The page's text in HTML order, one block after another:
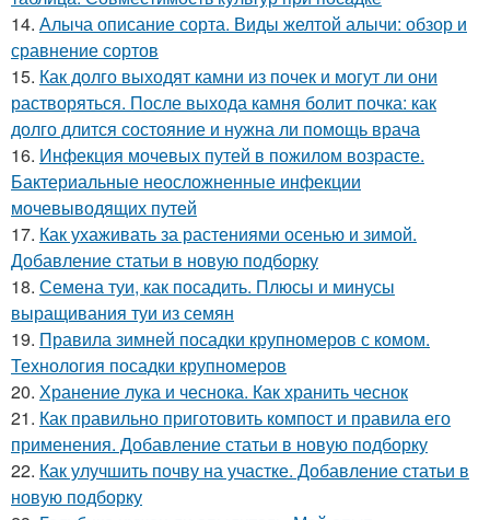
14. Алыча описание сорта. Виды желтой алычи: обзор и
сравнение сортов
15. Как долго выходят камни из почек и могут ли они
растворяться. После выхода камня болит почка: как
долго длится состояние и нужна ли помощь врача
16. Инфекция мочевых путей в пожилом возрасте.
Бактериальные неосложненные инфекции
мочевыводящих путей
17. Как ухаживать за растениями осенью и зимой.
Добавление статьи в новую подборку
18. Семена туи, как посадить. Плюсы и минусы
выращивания туи из семян
19. Правила зимней посадки крупномеров с комом.
Технология посадки крупномеров
20. Хранение лука и чеснока. Как хранить чеснок
21. Как правильно приготовить компост и правила его
применения. Добавление статьи в новую подборку
22. Как улучшить почву на участке. Добавление статьи в
новую подборку